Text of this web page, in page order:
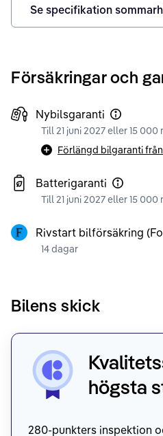
Se specifikation
Försäkringar och
Nybilsgaranti
Till 21 juni 2027 eller 15 000
Förlängd bilgaranti från
Batterigaranti
Till 21 juni 2027 eller 15 000
Rivstart bilförsäkring
14 dagar
Bilens skick
högsta
280-punkters inspektion